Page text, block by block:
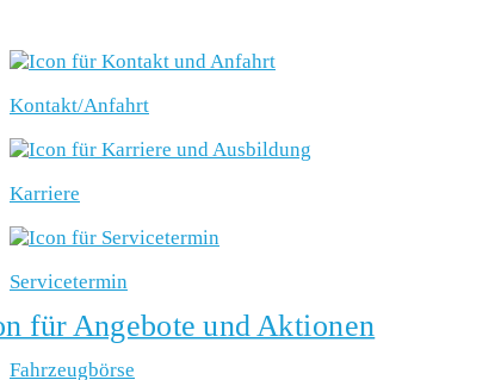
Kontakt/Anfahrt
Karriere
Servicetermin
Fahrzeugbörse